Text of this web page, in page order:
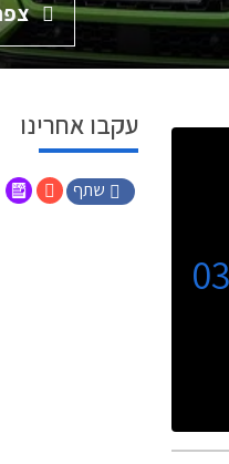
עקבו אחרינו
שתף